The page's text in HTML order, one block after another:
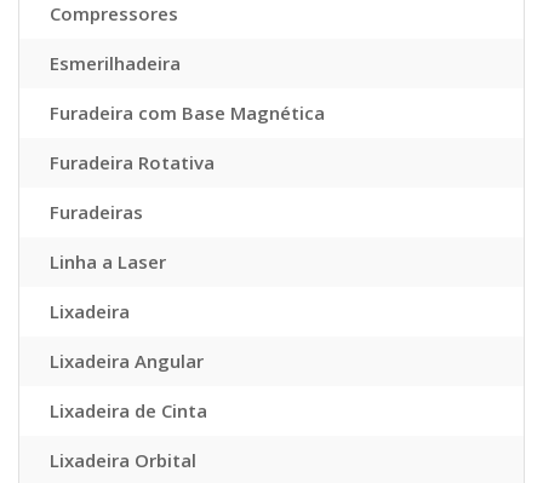
Compressores
Esmerilhadeira
Furadeira com Base Magnética
Furadeira Rotativa
Furadeiras
Linha a Laser
Lixadeira
Lixadeira Angular
Lixadeira de Cinta
Lixadeira Orbital